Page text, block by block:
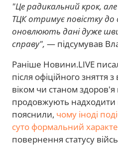
"Це радикальний крок,
ТЦК отримує повістку до
оновлюють дані дуже
справу", — підсумував
Раніше Новини.LIVE
після офіційного зняття
віком чи станом здоров'я
продовжують надходити
пояснили, чому іноді
суто формальний
повернення статусу